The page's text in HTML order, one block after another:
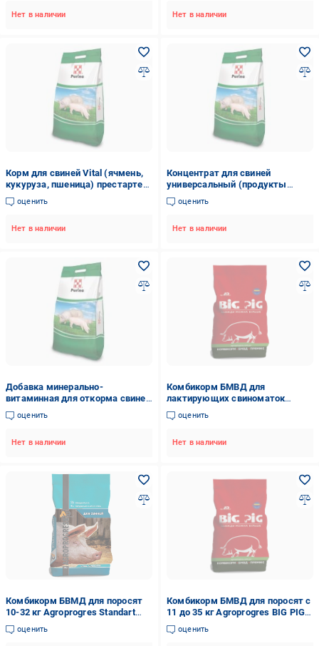
Нет в наличии Нет в наличии
Корм для свиней Vital (ячмень,
кукуруза, пшеница) престартер
25 кг Purina
оценить
Нет в наличии
Концентрат для свиней
универсальный (продукты
переработки зерна злаков и сои)
25 кг PURINA.
оценить
Нет в наличии
Добавка минерально-
витаминная для откорма свиней
Turbo (аминокислоты,
витамины, минералы) 25 кг
оценить
Нет в наличии
Комбикорм БМВД для
лактирующих свиноматок
Agroprogres BIG PIG Matra 20 кг
(1743975504)
оценить
Нет в наличии
Комбикорм БВМД для поросят
10-32 кг Agroprogres Standart
Старт 25% 25 кг (1744163052)
оценить
Комбикорм БМВД для поросят с
11 до 35 кг Agroprogres BIG PIG
Start 25% 25 кг (1743100099)
оценить